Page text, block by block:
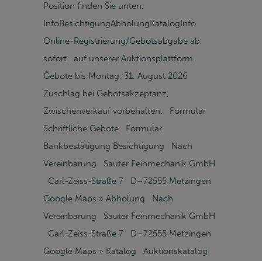
Position finden Sie unten.
InfoBesichtigungAbholungKatalogInfo
Online-Registrierung/Gebotsabgabe ab
sofort auf unserer Auktionsplattform
Gebote bis Montag, 31. August 2026
Zuschlag bei Gebotsakzeptanz,
Zwischenverkauf vorbehalten. Formular
Schriftliche Gebote Formular
Bankbestätigung Besichtigung Nach
Vereinbarung Sauter Feinmechanik GmbH
Carl-Zeiss-Straße 7 D–72555 Metzingen
Google Maps » Abholung Nach
Vereinbarung Sauter Feinmechanik GmbH
Carl-Zeiss-Straße 7 D–72555 Metzingen
Google Maps » Katalog Auktionskatalog